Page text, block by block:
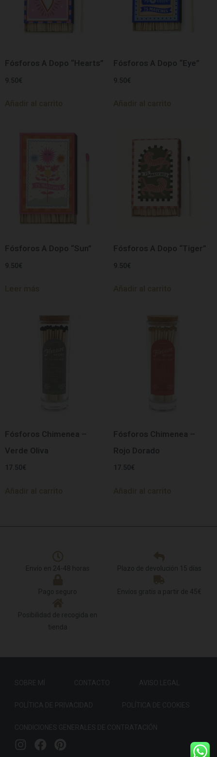
Fósforos A Dopo “Hearts”
9.50€
Fósforos A Dopo “Eye”
9.50€
Fósforos A Dopo “Sun”
9.50€
Fósforos A Dopo “Tiger”
9.50€
Fósforos Chimenea –
Verde Oliva
17.50€
Fósforos Chimenea –
Rojo Dorado
17.50€
Envío en 24-48 horas Plazo de devolución 15 días
Pago seguro Envíos gratis a partir de 45€
Posibilidad de recogida en
tienda
SOBRE MÍ CONTACTO AVISO LEGAL
POLÍTICA DE PRIVACIDAD POLÍTICA DE COOKIES
CONDICIONES GENERALES DE CONTRATACIÓN